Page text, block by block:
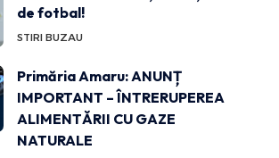
de fotbal!
STIRI BUZAU
Primăria Amaru: ANUNȚ
IMPORTANT – ÎNTRERUPEREA
ALIMENTĂRII CU GAZE
NATURALE